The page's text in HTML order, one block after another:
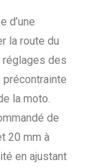
d’une
la route du
réglages des
précontrainte
la moto.
de
20 mm à
en ajustant